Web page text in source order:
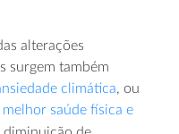
alterações
surgem também
climática, ou
melhor saúde física e